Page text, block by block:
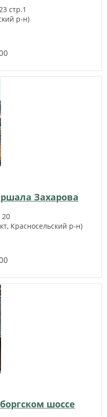
стр.1
р‑н)
Захарова
20
Красносельский р‑н)
шоссе